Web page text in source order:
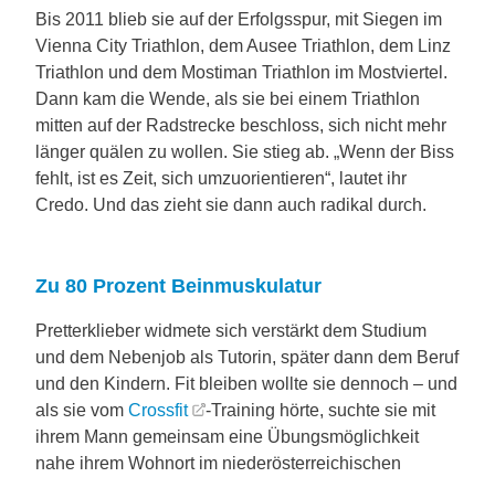
Bis 2011 blieb sie auf der Erfolgsspur, mit Siegen im
Vienna City Triathlon, dem Ausee Triathlon, dem Linz
Triathlon und dem Mostiman Triathlon im Mostviertel.
Dann kam die Wende, als sie bei einem Triathlon
mitten auf der Radstrecke beschloss, sich nicht mehr
länger quälen zu wollen. Sie stieg ab. „Wenn der Biss
fehlt, ist es Zeit, sich umzuorientieren“, lautet ihr
Credo. Und das zieht sie dann auch radikal durch.
Zu 80 Prozent Beinmuskulatur
Pretterklieber widmete sich verstärkt dem Studium
und dem Nebenjob als Tutorin, später dann dem Beruf
und den Kindern. Fit bleiben wollte sie dennoch – und
als sie vom Crossfit
-Training hörte, suchte sie mit
ihrem Mann gemeinsam eine Übungsmöglichkeit
nahe ihrem Wohnort im niederösterreichischen